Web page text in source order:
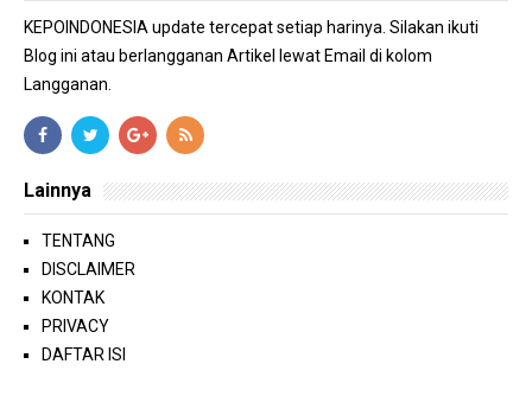
KEPOINDONESIA update tercepat setiap harinya. Silakan ikuti
Blog ini atau berlangganan Artikel lewat Email di kolom
Langganan.
Lainnya
TENTANG
DISCLAIMER
KONTAK
PRIVACY
DAFTAR ISI